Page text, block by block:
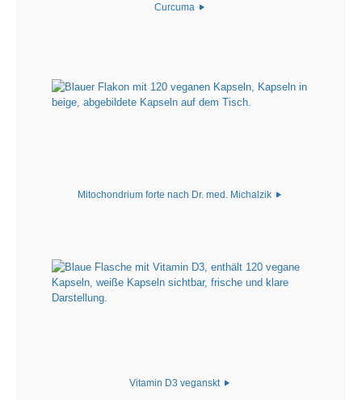
Curcuma
Mitochondrium forte nach Dr. med. Michalzik
Vitamin D3 veganskt